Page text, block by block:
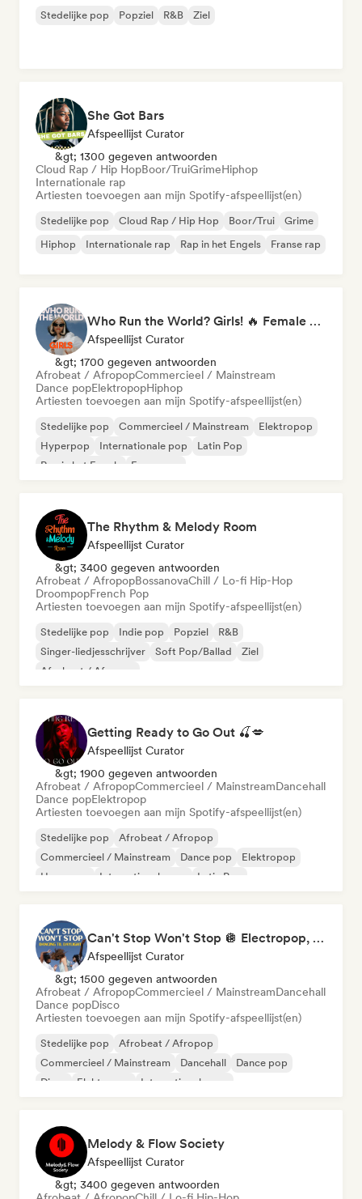
Stedelijke pop Popziel R&B Ziel
She Got Bars
Afspeellijst Curator
&gt; 1300 gegeven antwoorden
Cloud Rap / Hip HopBoor/TruiGrimeHiphop
Internationale rap
Artiesten toevoegen aan mijn Spotify-afspeellijst(en)
Stedelijke pop Cloud Rap / Hip Hop Boor/Trui
Grime
Hiphop
Internationale rap Rap in het Engels Franse rap
Who Run the World? Girls! 🔥 Female Empowerment Pop & Girl-Power Anthems
Afspeellijst Curator
&gt; 1700 gegeven antwoorden
Afrobeat / AfropopCommercieel / Mainstream
Dance popElektropopHiphop
Artiesten toevoegen aan mijn Spotify-afspeellijst(en)
Stedelijke pop Commercieel / Mainstream
Elektropop
Hyperpop
Internationale pop
Latin Pop
Rap in het Engels
Franse rap
The Rhythm & Melody Room
Afspeellijst Curator
&gt; 3400 gegeven antwoorden
Afrobeat / AfropopBossanovaChill / Lo-fi Hip-Hop
DroompopFrench Pop
Artiesten toevoegen aan mijn Spotify-afspeellijst(en)
Stedelijke pop Indie pop Popziel
R&B
Singer-liedjesschrijver
Soft Pop/Ballad
Ziel
Afrobeat / Afropop
Getting Ready to Go Out 🍒💋
Afspeellijst Curator
&gt; 1900 gegeven antwoorden
Afrobeat / AfropopCommercieel / MainstreamDancehall
Dance popElektropop
Artiesten toevoegen aan mijn Spotify-afspeellijst(en)
Stedelijke pop
Afrobeat / Afropop
Commercieel / Mainstream
Dance pop
Elektropop
Hyperpop
Internationale pop Latin Pop
Can't Stop Won't Stop 🪩 Electropop, Dance-Pop & Nu Disco
Afspeellijst Curator
&gt; 1500 gegeven antwoorden
Afrobeat / AfropopCommercieel / MainstreamDancehall
Dance popDisco
Artiesten toevoegen aan mijn Spotify-afspeellijst(en)
Stedelijke pop
Afrobeat / Afropop
Commercieel / Mainstream
Dancehall
Dance pop
Disco
Elektropop Internationale pop
Melody & Flow Society
Afspeellijst Curator
&gt; 3400 gegeven antwoorden